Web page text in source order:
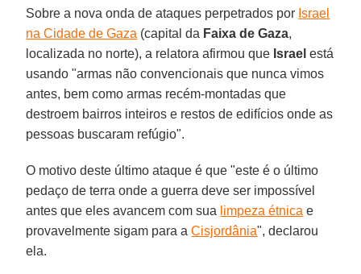
Sobre a nova onda de ataques perpetrados por Israel
na Cidade de Gaza (capital da Faixa de Gaza,
localizada no norte), a relatora afirmou que Israel está
usando "armas não convencionais que nunca vimos
antes, bem como armas recém-montadas que
destroem bairros inteiros e restos de edifícios onde as
pessoas buscaram refúgio".
O motivo deste último ataque é que "este é o último
pedaço de terra onde a guerra deve ser impossível
antes que eles avancem com sua limpeza étnica e
provavelmente sigam para aCisjordânia", declarou
ela.